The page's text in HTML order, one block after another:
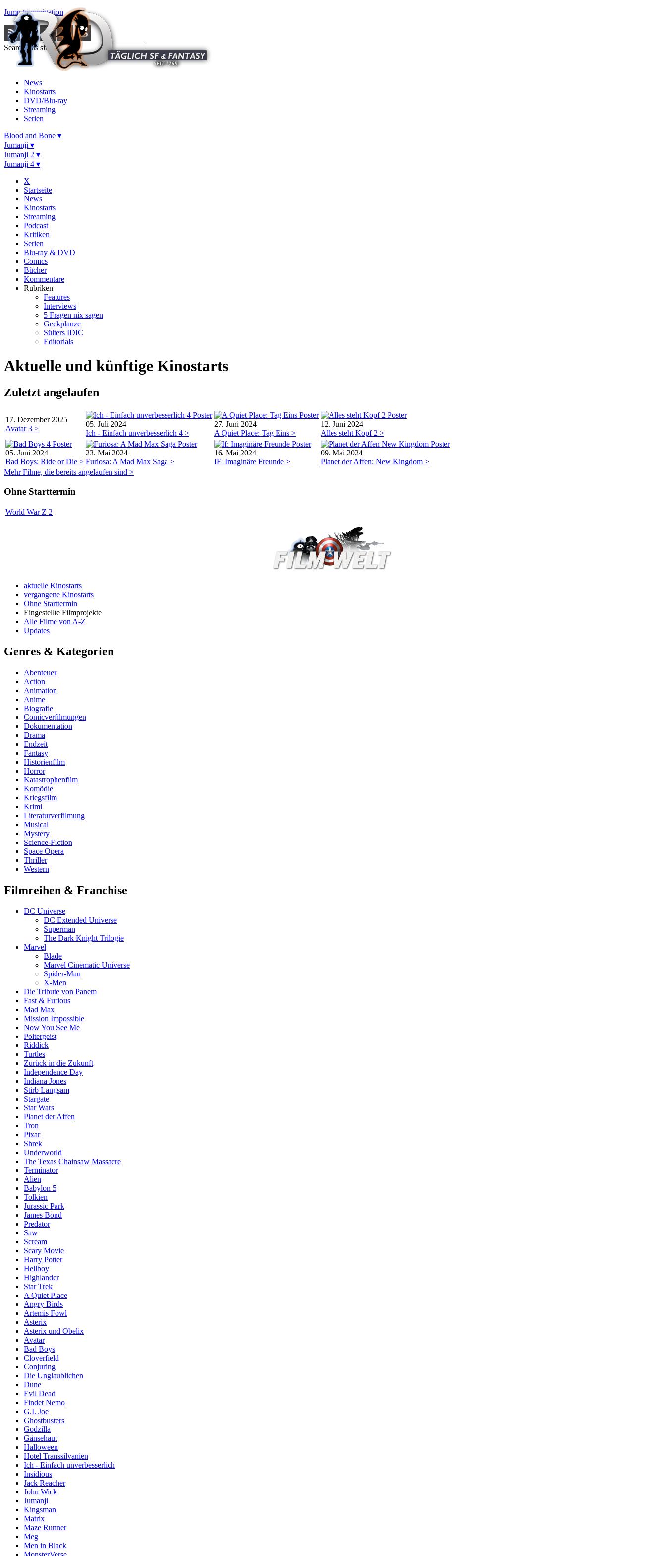
Jump to navigation
Search this site
News
Kinostarts
DVD/Blu-ray
Streaming
Serien
Blood and Bone ▾
Jumanji ▾
Jumanji 2 ▾
Jumanji 4 ▾
X
Startseite
News
Kinostarts
Streaming
Podcast
Kritiken
Serien
Blu-ray & DVD
Comics
Bücher
Kommentare
Rubriken
Features
Interviews
5 Fragen nix sagen
Geekplauze
Sülters IDIC
Editorials
Aktuelle und künftige Kinostarts
Zuletzt angelaufen
17. Dezember 2025
Avatar 3 >
05. Juli 2024
Ich - Einfach unverbesserlich 4 >
27. Juni 2024
A Quiet Place: Tag Eins >
12. Juni 2024
Alles steht Kopf 2 >
05. Juni 2024
Bad Boys: Ride or Die >
23. Mai 2024
Furiosa: A Mad Max Saga >
16. Mai 2024
IF: Imaginäre Freunde >
09. Mai 2024
Planet der Affen: New Kingdom >
Mehr Filme, die bereits angelaufen sind >
Ohne Starttermin
World War Z 2
aktuelle Kinostarts
vergangene Kinostarts
Ohne Starttermin
Eingestellte Filmprojekte
Alle Filme von A-Z
Updates
Genres & Kategorien
Abenteuer
Action
Animation
Anime
Biografie
Comicverfilmungen
Dokumentation
Drama
Endzeit
Fantasy
Historienfilm
Horror
Katastrophenfilm
Komödie
Kriegsfilm
Krimi
Literaturverfilmung
Musical
Mystery
Science-Fiction
Space Opera
Thriller
Western
Filmreihen & Franchise
DC Universe
DC Extended Universe
Superman
The Dark Knight Trilogie
Marvel
Blade
Marvel Cinematic Universe
Spider-Man
X-Men
Die Tribute von Panem
Fast & Furious
Mad Max
Mission Impossible
Now You See Me
Poltergeist
Riddick
Turtles
Zurück in die Zukunft
Independence Day
Indiana Jones
Stirb Langsam
Stargate
Star Wars
Planet der Affen
Tron
Pixar
Shrek
Underworld
The Texas Chainsaw Massacre
Terminator
Alien
Babylon 5
Tolkien
Jurassic Park
James Bond
Predator
Saw
Scream
Scary Movie
Harry Potter
Hellboy
Highlander
Star Trek
A Quiet Place
Angry Birds
Artemis Fowl
Asterix
Asterix und Obelix
Avatar
Bad Boys
Cloverfield
Conjuring
Die Unglaublichen
Dune
Evil Dead
Findet Nemo
G.I. Joe
Ghostbusters
Godzilla
Gänsehaut
Halloween
Hotel Transsilvanien
Ich - Einfach unverbesserlich
Insidious
Jack Reacher
John Wick
Jumanji
Kingsman
Matrix
Maze Runner
Meg
Men in Black
MonsterVerse